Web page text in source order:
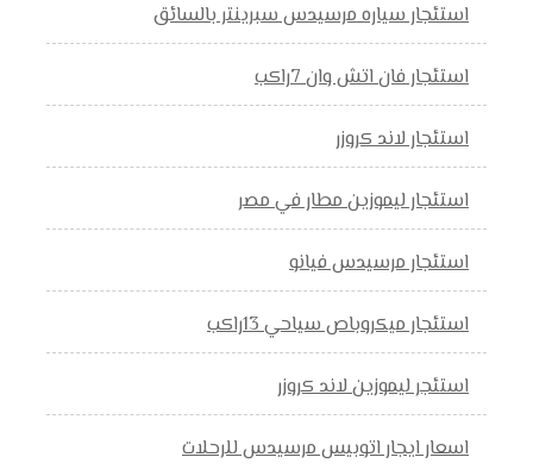
استئجار سياره مرسيدس سبرينتر بالسائق
استئجار فان اتش وان 7راكب
استئجار لاند كروزر
استئجار ليموزين مطار في مصر
استئجار مرسيدس فيانو
استئجار ميكروباص سياحي 13راكب
استئجر ليموزين لاند كروزر
اسعار ايجار اتوبيس مرسيدس للرحلات